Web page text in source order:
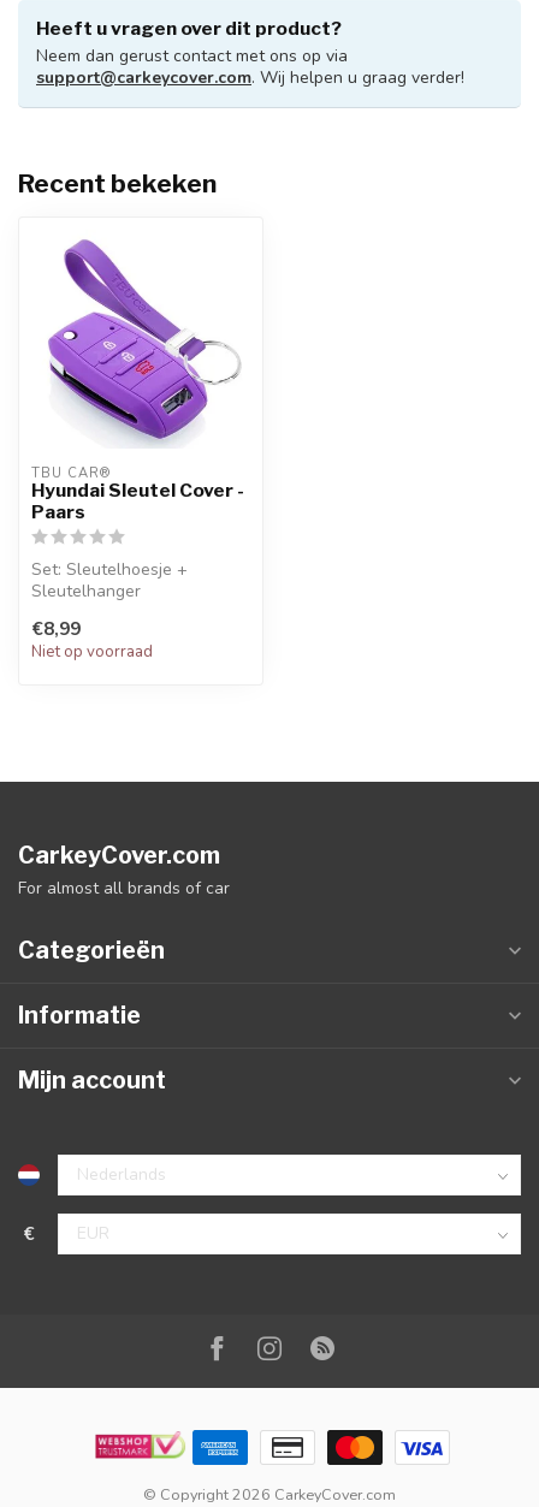
Heeft u vragen over dit product?
Neem dan gerust contact met ons op via
support@carkeycover.com. Wij helpen u graag verder!
Recent bekeken
TBU CAR®
Hyundai Sleutel Cover -
Paars
Set: Sleutelhoesje +
Sleutelhanger
€8,99
Niet op voorraad
CarkeyCover.com
For almost all brands of car
Categorieën
Informatie
Mijn account
€
© Copyright 2026 CarkeyCover.com